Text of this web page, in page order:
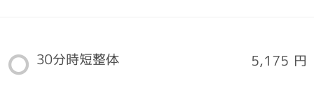
30分時短整体 5,175 円